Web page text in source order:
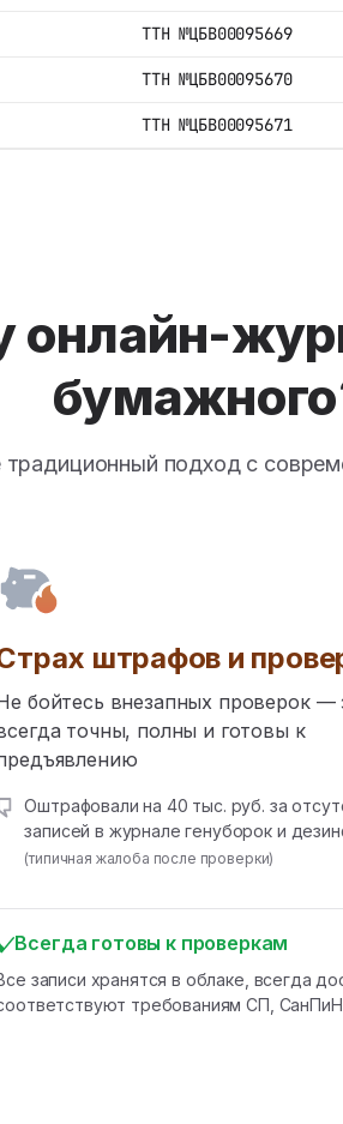
ТТН №ЦБВ00095669
ТТН №ЦБВ00095670
ТТН №ЦБВ00095671
онлайн-
традиционный подход с
штрафов и
бойтесь внезапных проверок —
точны, полны и готовы к
Оштрафовали на 40 тыс. руб. за
записей в журнале генуборок и
(типичная жалоба после проверки)
Всегда готовы к проверкам
записи хранятся в облаке, всегда
требованиям СП,